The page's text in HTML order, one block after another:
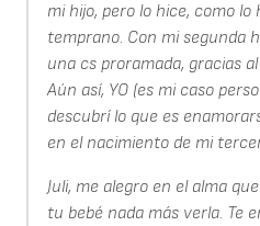
mi hijo, pero lo hice, como
temprano. Con mi segunda
una cs proramada, gracias
Aún así, YO (es mi caso
descubrí lo que es
en el nacimiento de mi
Juli, me alegro en el alma
tu bebé nada más verla. Te